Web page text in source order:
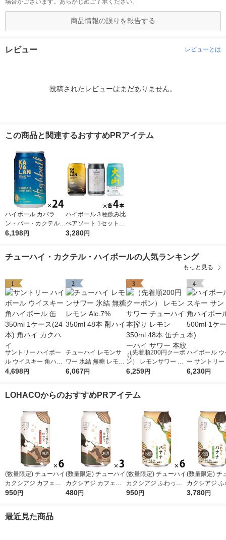
場合がございます。あらかじめご了承ください。
商品情報の誤りを報告する
レビュー レビューとは
投稿されたレビューはまだありません。
この商品と関連するおすすめPRアイテム
ハイボール カバラ
ン・バー・カクテル
(KAVALAN) ハイボー
6,198円
ハイボール３種飲み比
べアソート 1セット(1
2本) 限定
3,280円
チューハイ・カクテル・ハイボールの人気ランキング
もっと見る
1
サントリー ハイボー
ル ウイスキー 角ハイ
ボール 缶 350ml 1ケ
4,698円
2
チューハイ レモンサ
ワー 氷結 無糖 レモン
Alc.7% 350ml 48本 酎
6,067円
3
（先着順200円クーポ
ン） レモンサワー チ
ューハイ 本搾り レモ
6,259円
4
ハイボール ウ
ー サントリ
ボール 缶
6,230円
LOHACOからのおすすめPRアイテム
(数量限定) チューハイ
カクシアジ カフェオ
レ仕立て 缶 350ml 6
950円
(数量限定) チューハイ
カクシアジ カフェオ
レ仕立て 缶 350ml 3
480円
(数量限定) チューハイ
カクシアジ ふわっと
バナナ 缶 350ml 6本
950円
(数量限定) チ
カクシアジ
バナナ 缶
3,780円
最近見た商品